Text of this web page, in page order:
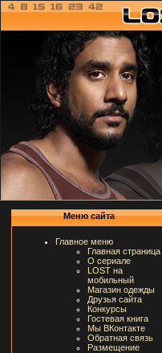
Меню сайта
Главное меню
Главная страница
О сериале
LOST на
мобильный
Магазин одежды
Друзья сайта
Конкурсы
Гостевая книга
Мы ВКонтакте
Обратная связь
Размещение